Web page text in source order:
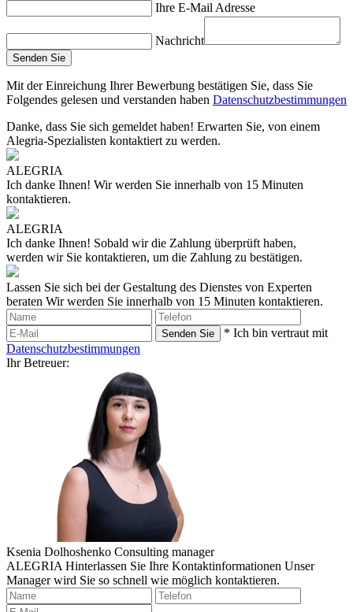
Ihre E-Mail Adresse
Nachricht
Mit der Einreichung Ihrer Bewerbung bestätigen Sie, dass Sie
Folgendes gelesen und verstanden haben Datenschutzbestimmungen
Danke, dass Sie sich gemeldet haben! Erwarten Sie, von einem
Alegria-Spezialisten kontaktiert zu werden.
ALEGRIA
Ich danke Ihnen! Wir werden Sie innerhalb von 15 Minuten
kontaktieren.
ALEGRIA
Ich danke Ihnen! Sobald wir die Zahlung überprüft haben,
werden wir Sie kontaktieren, um die Zahlung zu bestätigen.
Lassen Sie sich bei der Gestaltung des Dienstes von Experten
beraten Wir werden Sie innerhalb von 15 Minuten kontaktieren.
* Ich bin vertraut mit
Datenschutzbestimmungen
Ihr Betreuer:
Ksenia Dolhoshenko Consulting manager
ALEGRIA Hinterlassen Sie Ihre Kontaktinformationen Unser
Manager wird Sie so schnell wie möglich kontaktieren.